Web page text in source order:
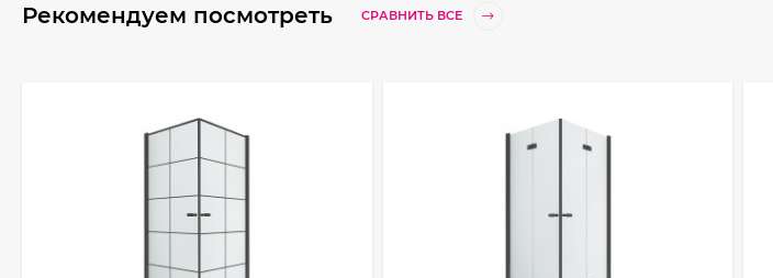
Рекомендуем посмотреть СРАВНИТЬ ВСЕ